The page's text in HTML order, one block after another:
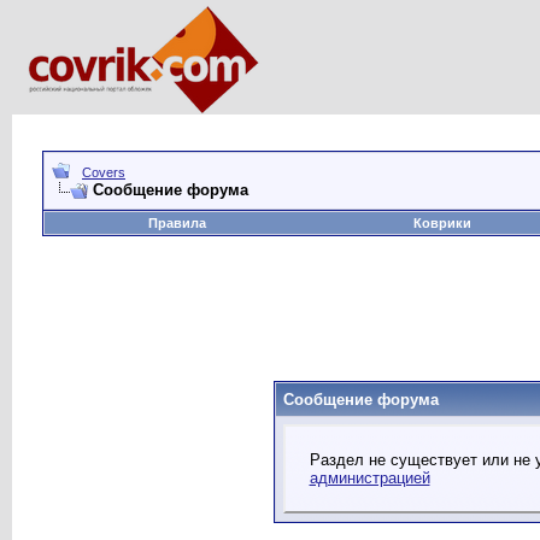
Covers
Сообщение форума
Правила Коврики
Сообщение форума
Раздел не существует или не
администрацией